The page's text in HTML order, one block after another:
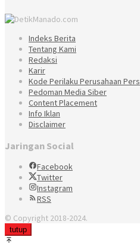
Indeks Berita
Tentang Kami
Redaksi
Karir
Kode Perilaku Perusahaan Pers
Pedoman Media Siber
Content Placement
Info Iklan
Disclaimer
Jaringan Social
Facebook
Twitter
Instagram
RSS
© Copyright 2018-2024.
tutup